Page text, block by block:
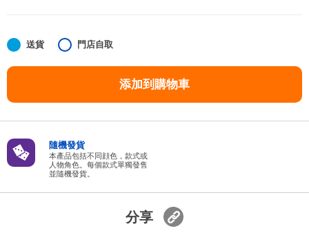
任天堂 Switch
人氣角色
生活精品
送貨 門店自取
添加到購物車
隨機發貨
本產品包括不同顔色，款式或
人物角色。每個款式單獨發售
並隨機發貨。
分享